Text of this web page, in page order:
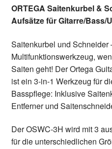
ORTEGA Saitenkurbel &
Aufsätze für Gitarre/Bass/
Saitenkurbel und Schneider
Multifunktionswerkzeug,
Saiten geht! Der Ortega
ist ein 3-in-1 Werkzeug für
Basspflege: Inklusive
Entferner und
Der OSWC-3H wird mit 3
für die unterschiedlichen